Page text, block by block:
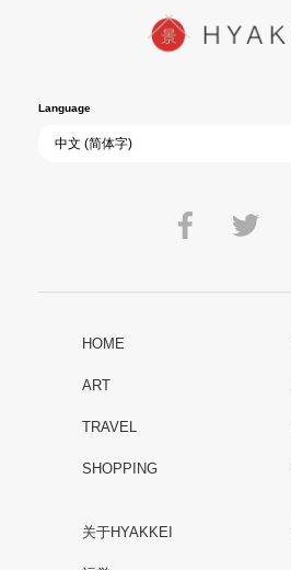
Language
HOME
ART
TRAVEL
SHOPPING
关于HYAKKEI